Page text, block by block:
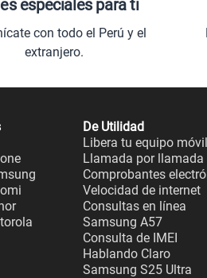
especiales para ti
con todo el Perú y el
extranjero.
De Utilidad
Libera tu equipo móvil
Llamada por llamada
Comprobantes
Velocidad de internet
Consultas en línea
Samsung A57
Consulta de IMEI
Hablando Claro
Samsung S25 Ultra